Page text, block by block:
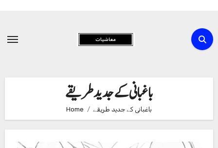
Content
باغبانی کے جدید طریقے
Home باغبانی کے جدید طریقے